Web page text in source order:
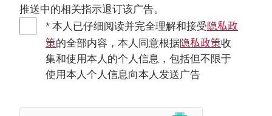
推送中的相关指示退订该广告。
* 本人已仔细阅读并完全理解和接受隐私政
策的全部内容，本人同意根据隐私政策收
集和使用本人的个人信息，包括但不限于
使用本人个人信息向本人发送广告